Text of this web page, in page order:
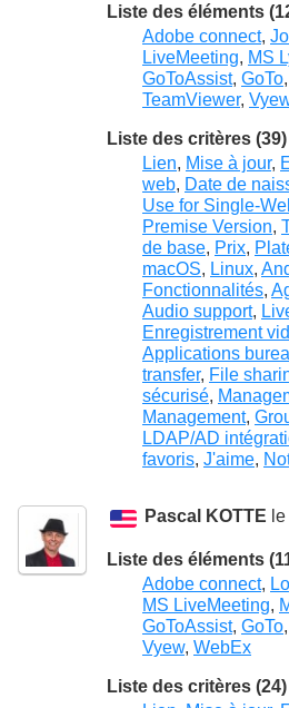
Liste des éléments
Adobe connect,
LiveMeeting, MS
GoToAssist, GoTo,
TeamViewer,
Liste des critères (39)
Lien, Mise à jour,
web, Date de
Use for Single-
Premise Version,
de base, Prix,
macOS, Linux,
Fonctionnalités,
Audio support,
Enregistrement
Applications
transfer, File
sécurisé,
Management,
LDAP/AD
favoris, J'aime,
Pascal KOTTE
Liste des éléments
Adobe connect,
MS LiveMeeting,
GoToAssist, GoTo,
Vyew, WebEx
Liste des critères (24)